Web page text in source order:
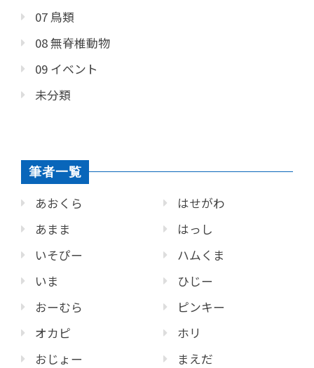
07 鳥類
08 無脊椎動物
09 イベント
未分類
筆者一覧
あおくら
あまま
いそぴー
いま
おーむら
オカピ
おじょー
はせがわ
はっし
ハムくま
ひじー
ピンキー
ホリ
まえだ